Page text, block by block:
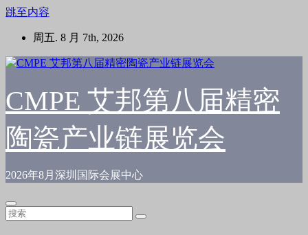
跳至内容
周五. 8 月 7th, 2026
CMPE 艾邦第八届精密
陶瓷产业链展览会
2026年8月深圳国际会展中心